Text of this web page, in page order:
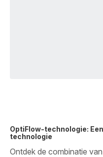
OptiFlow-technologie:
technologie
Ontdek de combinatie